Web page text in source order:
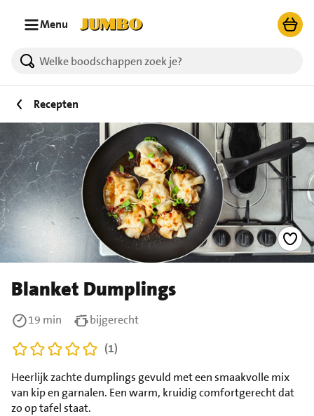
Menu
Recepten
Blanket Dumplings
Heerlijk zachte dumplings gevuld met een smaakvolle mix
van kip en garnalen. Een warm, kruidig comfortgerecht dat
zo op tafel staat.
19 min
bijgerecht
(1)